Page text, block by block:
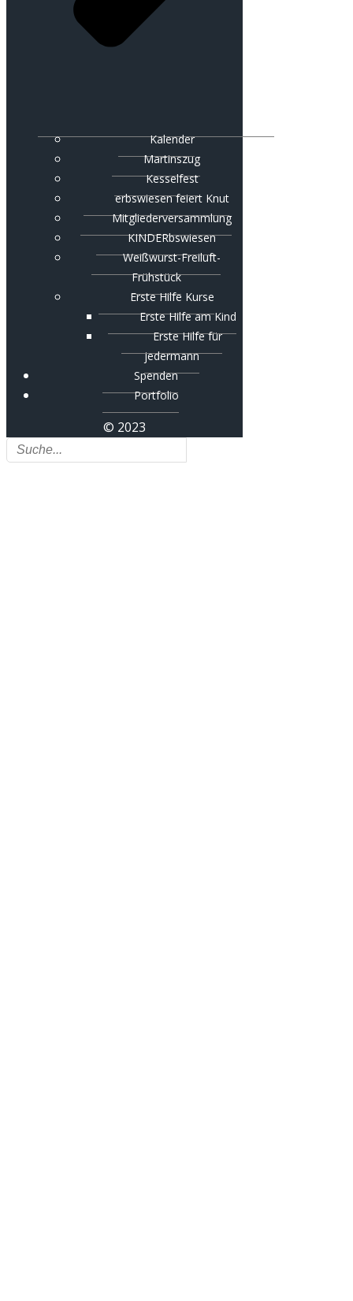
Kalender
Martinszug
Kesselfest
erbswiesen feiert Knut
Mitgliederversammlung
KINDERbswiesen
Weißwurst-Freiluft-
Frühstück
Erste Hilfe Kurse
Erste Hilfe am Kind
Erste Hilfe für
jedermann
Spenden
Portfolio
© 2023